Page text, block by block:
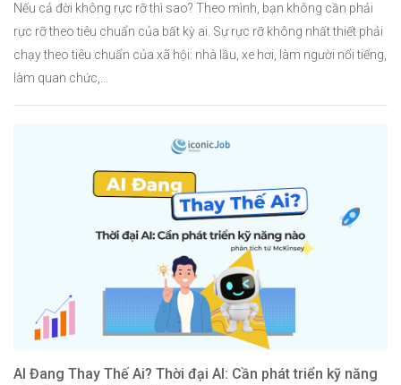
Nếu cả đời không rực rỡ thì sao? Theo mình, bạn không cần phải
rực rỡ theo tiêu chuẩn của bất kỳ ai. Sự rực rỡ không nhất thiết phải
chạy theo tiêu chuẩn của xã hội: nhà lầu, xe hơi, làm người nổi tiếng,
làm quan chức,...
AI Đang Thay Thế Ai? Thời đại AI: Cần phát triển kỹ năng